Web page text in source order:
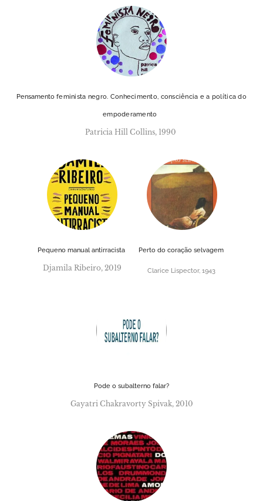
Pensamentofeminista negro. Conhecimento, consciência e a política do
empoderamento
Patricia Hill Collins, 1990
Pequeno manual antirracista
Djamila Ribeiro, 2019
Perto do coração selvagem
Clarice Lispector, 1943
Pode o subalterno falar?
Gayatri Chakravorty Spivak, 2010